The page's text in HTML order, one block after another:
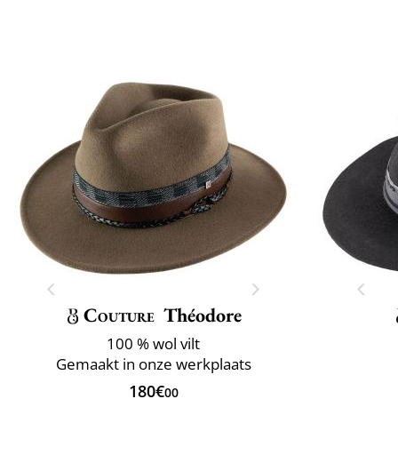
Couture Théodore
100 % wol vilt
Gemaakt in onze werkplaats
180€00